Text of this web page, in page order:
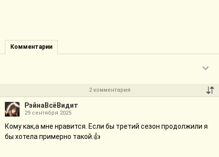
Комментарии
2 комментария
РэйнаВсёВидит
29 сентября 2025
Кому как,а мне нравится. Если бы третий сезон продолжили я
бы хотела примерно такой.👍